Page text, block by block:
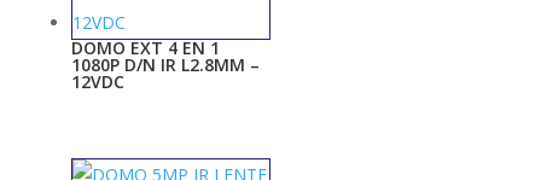
DOMO EXT 4 EN 1
1080P D/N IR L2.8MM –
12VDC